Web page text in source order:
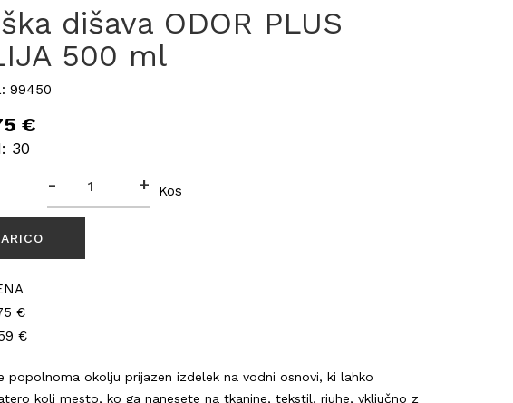
dišava ODOR PLUS
500 ml
99450
€
30
- + Kos
€
€
popolnoma okolju prijazen izdelek na vodni osnovi, ki lahko
koli mesto, ko ga nanesete na tkanine, tekstil, rjuhe, vključno z